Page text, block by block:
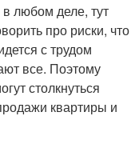
любом деле, тут
про риски, что
с трудом
все. Поэтому
столкнуться
квартиры и